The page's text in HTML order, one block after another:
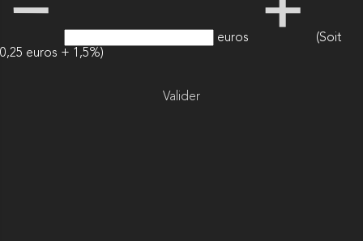
euros
(Soit
0,25 euros + 1,5%)
Valider